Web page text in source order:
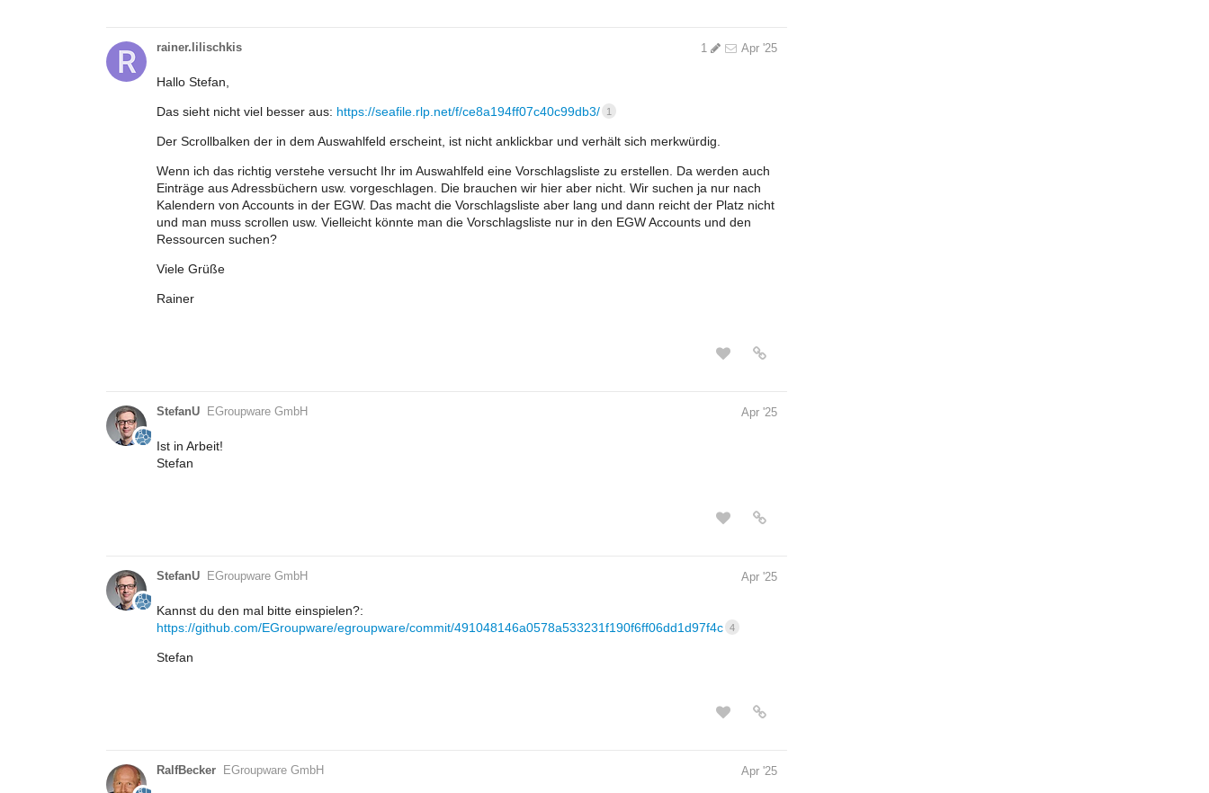
rainer.lilischkis Apr '25
1
Hallo Stefan,
Das sieht nicht viel besser aus: https://seafile.rlp.net/f/ce8a194ff07c40c99db3/ 1
Der Scrollbalken der in dem Auswahlfeld erscheint, ist nicht anklickbar und verhält sich merkwürdig.
Wenn ich das richtig verstehe versucht Ihr im Auswahlfeld eine Vorschlagsliste zu erstellen. Da werden auch
Einträge aus Adressbüchern usw. vorgeschlagen. Die brauchen wir hier aber nicht. Wir suchen ja nur nach
Kalendern von Accounts in der EGW. Das macht die Vorschlagsliste aber lang und dann reicht der Platz nicht
und man muss scrollen usw. Vielleicht könnte man die Vorschlagsliste nur in den EGW Accounts und den
Ressourcen suchen?
Viele Grüße
Rainer
StefanU EGroupware GmbH Apr '25
Ist in Arbeit!
Stefan
StefanU EGroupware GmbH Apr '25
Kannst du den mal bitte einspielen?:
https://github.com/EGroupware/egroupware/commit/491048146a0578a533231f190f6ff06dd1d97f4c 4
Stefan
RalfBecker EGroupware GmbH Apr '25